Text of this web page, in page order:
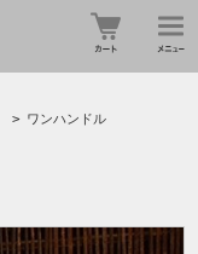
> ワンハンドル